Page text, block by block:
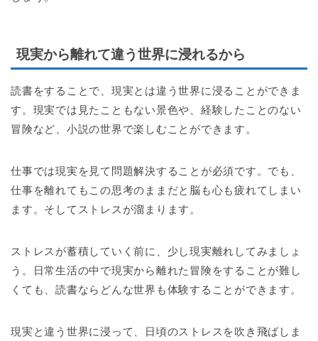
現実から離れて違う世界に浸れるから
読書をすることで、現実とは違う世界に浸ることができま
す。現実では見たこともない景色や、経験したことのない
冒険など、小説の世界で楽しむことができます。
仕事では現実を見て問題解決することが必須です。でも、
仕事を離れてもこの思考のままだと脳も心も疲れてしまい
ます。そしてストレスが溜まります。
ストレスが蓄積していく前に、少し現実離れしてみましょ
う。日常生活の中で現実から離れた冒険をすることが難し
くても、読書ならどんな世界も体験することができます。
現実と違う世界に浸って、日頃のストレスを吹き飛ばしま